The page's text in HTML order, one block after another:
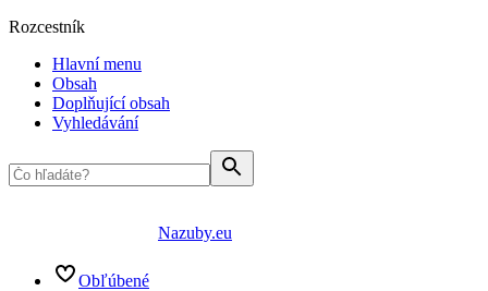
Rozcestník
Hlavní menu
Obsah
Doplňující obsah
Vyhledávání
Nazuby.eu
Obľúbené